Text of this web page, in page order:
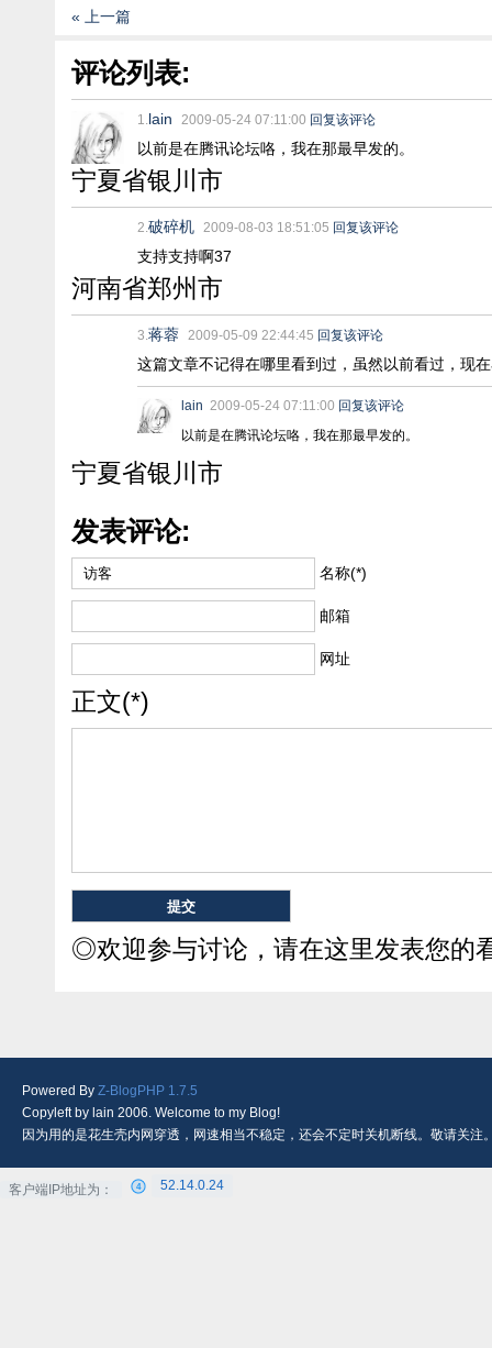
« 上一篇
评论列表:
1.lain 2009-05-24 07:11:00 回复该评论
以前是在腾讯论坛咯，我在那最早发的。
宁夏省银川市
2.破碎机 2009-08-03 18:51:05 回复该评论
支持支持啊37
河南省郑州市
3.蒋蓉 2009-05-09 22:44:45 回复该评论
这篇文章不记得在哪里看到过，虽然以前看过，现
lain 2009-05-24 07:11:00 回复该评论
以前是在腾讯论坛咯，我在那最早发的。
宁夏省银川市
发表评论:
名称(*)
邮箱
网址
正文(*)
◎欢迎参与讨论，请在这里发表您的
Powered By Z-BlogPHP 1.7.5
Copyleft by lain 2006. Welcome to my Blog!
因为用的是花生壳内网穿透，网速相当不稳定，还会不定时关机断线。敬请关注
客户端IP地址为： 4 52.14.0.24